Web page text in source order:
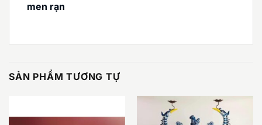
men rạn
SẢN PHẨM TƯƠNG TỰ